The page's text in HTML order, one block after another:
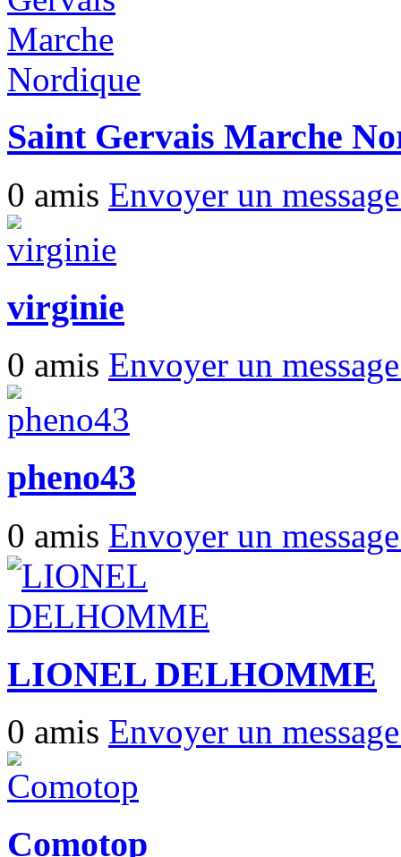
Saint Gervais Marche
0 amis Envoyer un
virginie
0 amis Envoyer un
pheno43
0 amis Envoyer un
LIONEL DELHOMME
0 amis Envoyer un
Comotop